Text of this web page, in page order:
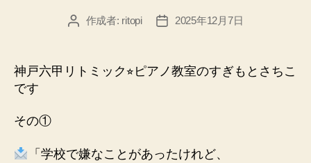
ー
投 作成者: ritopi
投
2025年12月7日
神戸六甲リトミック⭐︎ピアノ教室のすぎもとさちこ
です
その①
「学校で嫌なことがあったけれど、